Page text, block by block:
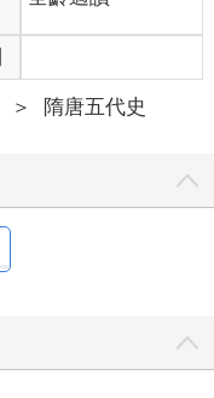
＞ 隋唐五代史